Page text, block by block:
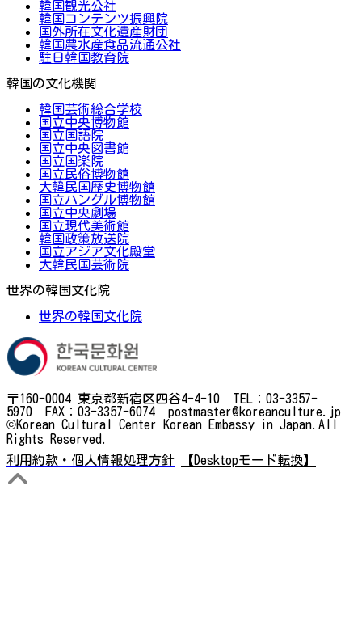
韓国観光公社
韓国コンテンツ振興院
国外所在文化遺産財団
韓国農水産食品流通公社
駐日韓国教育院
韓国の文化機関
韓国芸術総合学校
国立中央博物館
国立国語院
国立中央図書館
国立国楽院
国立民俗博物館
大韓民国歴史博物館
国立ハングル博物館
国立中央劇場
国立現代美術館
韓国政策放送院
国立アジア文化殿堂
大韓民国芸術院
世界の韓国文化院
世界の韓国文化院
〒160-0004 東京都新宿区四谷4-4-10 TEL：03-3357-
5970 FAX：03-3357-6074 postmaster@koreanculture.jp
©Korean Cultural Center Korean Embassy in Japan.All
Rights Reserved.
利用約款・個人情報処理方針
【Desktopモード転換】